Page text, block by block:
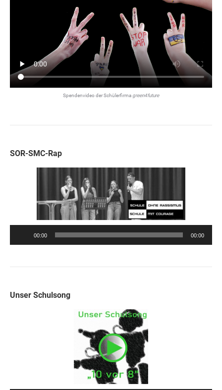
Spendenvideo der Schülerfirma green4future
SOR-SMC-Rap
00:00 00:00
Unser Schulsong